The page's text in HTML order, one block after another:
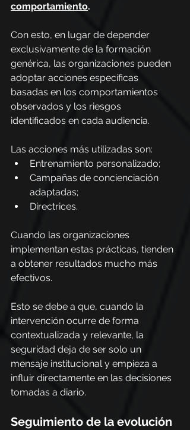
comportamiento.
Con esto, en lugar de depender
exclusivamente de la formación
genérica, las organizaciones pueden
adoptar acciones específicas
basadas en los comportamientos
observados y los riesgos
identificados en cada audiencia.
Las acciones más utilizadas son:
Entrenamiento personalizado;
Campañas de concienciación
adaptadas;
Directrices.
Cuando las organizaciones
implementan estas prácticas, tienden
a obtener resultados mucho más
efectivos.
Esto se debe a que, cuando la
intervención ocurre de forma
contextualizada y relevante, la
seguridad deja de ser solo un
mensaje institucional y empieza a
influir directamente en las decisiones
tomadas a diario.
Seguimiento de la evolución